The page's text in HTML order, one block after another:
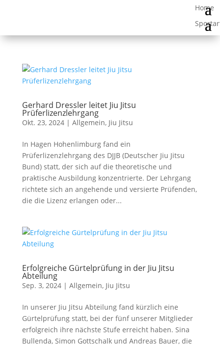
Gerhard Dressler leitet Jiu Jitsu
Prüferlizenzlehrgang
Okt. 23, 2024| Allgemein, Jiu Jitsu
In Hagen Hohenlimburg fand ein
Prüferlizenzlehrgang des DJJB (Deutscher Jiu Jitsu
Bund) statt, der sich auf die theoretische und
praktische Ausbildung konzentrierte. Der Lehrgang
richtete sich an angehende und versierte Prüfenden,
die die Lizenz erlangen oder...
Erfolgreiche Gürtelprüfung in der Jiu Jitsu
Abteilung
Sep. 3, 2024| Allgemein, Jiu Jitsu
In unserer Jiu Jitsu Abteilung fand kürzlich eine
Gürtelprüfung statt, bei der fünf unserer Mitglieder
erfolgreich ihre nächste Stufe erreicht haben. Sina
Bullenda, Simon Gottschalk und Andreas Bauer, die